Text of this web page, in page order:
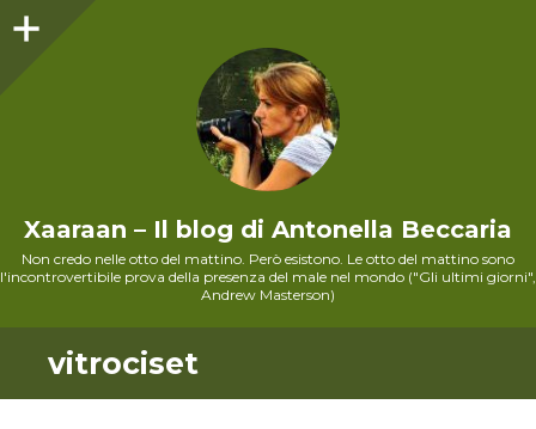
Xaaraan – Il blog di Antonella Beccaria
Non credo nelle otto del mattino. Però esistono. Le otto del mattino sono
l'incontrovertibile prova della presenza del male nel mondo ("Gli ultimi giorni",
Andrew Masterson)
vitrociset